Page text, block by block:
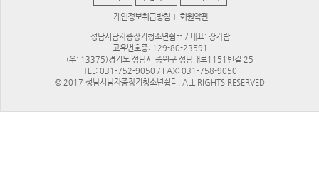
개인정보취급방침 회원약관
성남시남자중장기청소년쉼터 / 대표: 장가람
고유번호증: 129-80-23591
(우: 13375)경기도 성남시 중원구 성남대로1151번길 25
TEL: 031-752-9050 / FAX: 031-758-9050
© 2017 성남시남자중장기청소년쉼터. ALL RIGHTS RESERVED